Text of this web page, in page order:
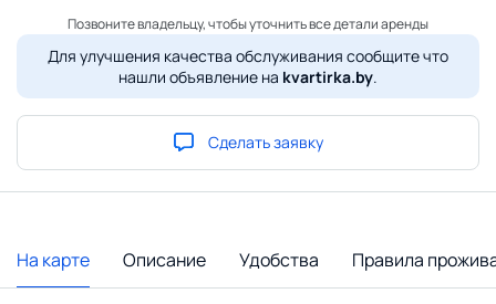
Позвоните владельцу, чтобы уточнить все детали аренды
Для улучшения качества обслуживания сообщите что
нашли объявление на kvartirka.by.
Сделать заявку
На карте Описание Удобства Правила